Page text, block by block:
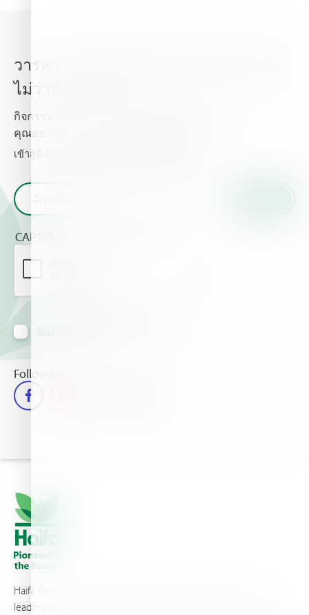
วารสารจากไฮฟา อัพเดททุกเรื่องสำคัญ
ไม่ว่าจะเป็นข่าวสาร
กิจกรรมที่เกี่ยวกับพืชปลูก และธาตุอาหารพืช ที่
คุณอยากรู้.
เข้าสู่อีเมล์ของท่านและรับข่าวสารจากเราไฮฟา
CAPTCHA
Follow us
Haifa Group is a multi-national corporation and a global
leading supplier of specialty fertilizers, operating through 19